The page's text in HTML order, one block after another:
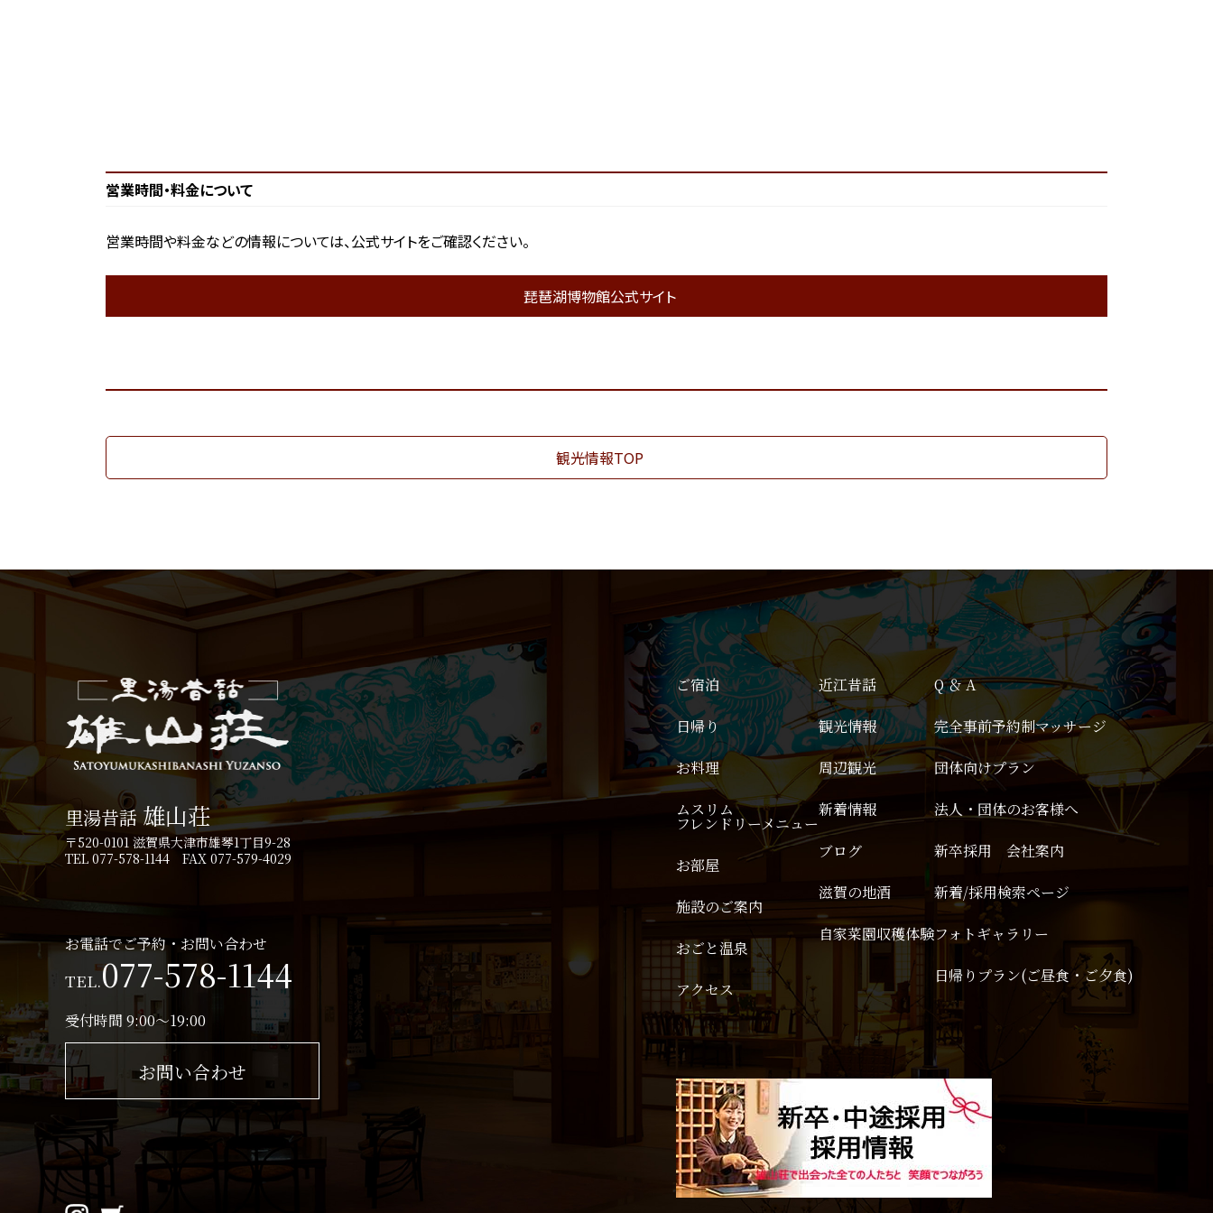
営業時間・料金について
営業時間や料金などの情報については、公式サイトをご確認ください。
琵琶湖博物館公式サイト
観光情報TOP
里湯昔話雄山荘
〒520-0101 滋賀県大津市雄琴1丁目9-28
TEL 077-578-1144 FAX 077-579-4029
お電話でご予約・お問い合わせ
TEL.077-578-1144
受付時間 9:00～19:00
お問い合わせ
ご宿泊
日帰り
お料理
ムスリム
フレンドリーメニュー
お部屋
施設のご案内
おごと温泉
アクセス
近江昔話
観光情報
周辺観光
新着情報
ブログ
滋賀の地酒
自家菜園収穫体験
Q ＆ A
完全事前予約制マッサージ
団体向けプラン
法人・団体のお客様へ
新卒採用 会社案内
新着/採用検索ページ
フォトギャラリー
日帰りプラン(ご昼食・ご夕食)